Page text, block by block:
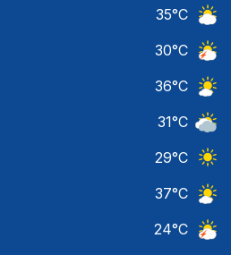
35°C
30°C
36°C
31°C
29°C
37°C
24°C